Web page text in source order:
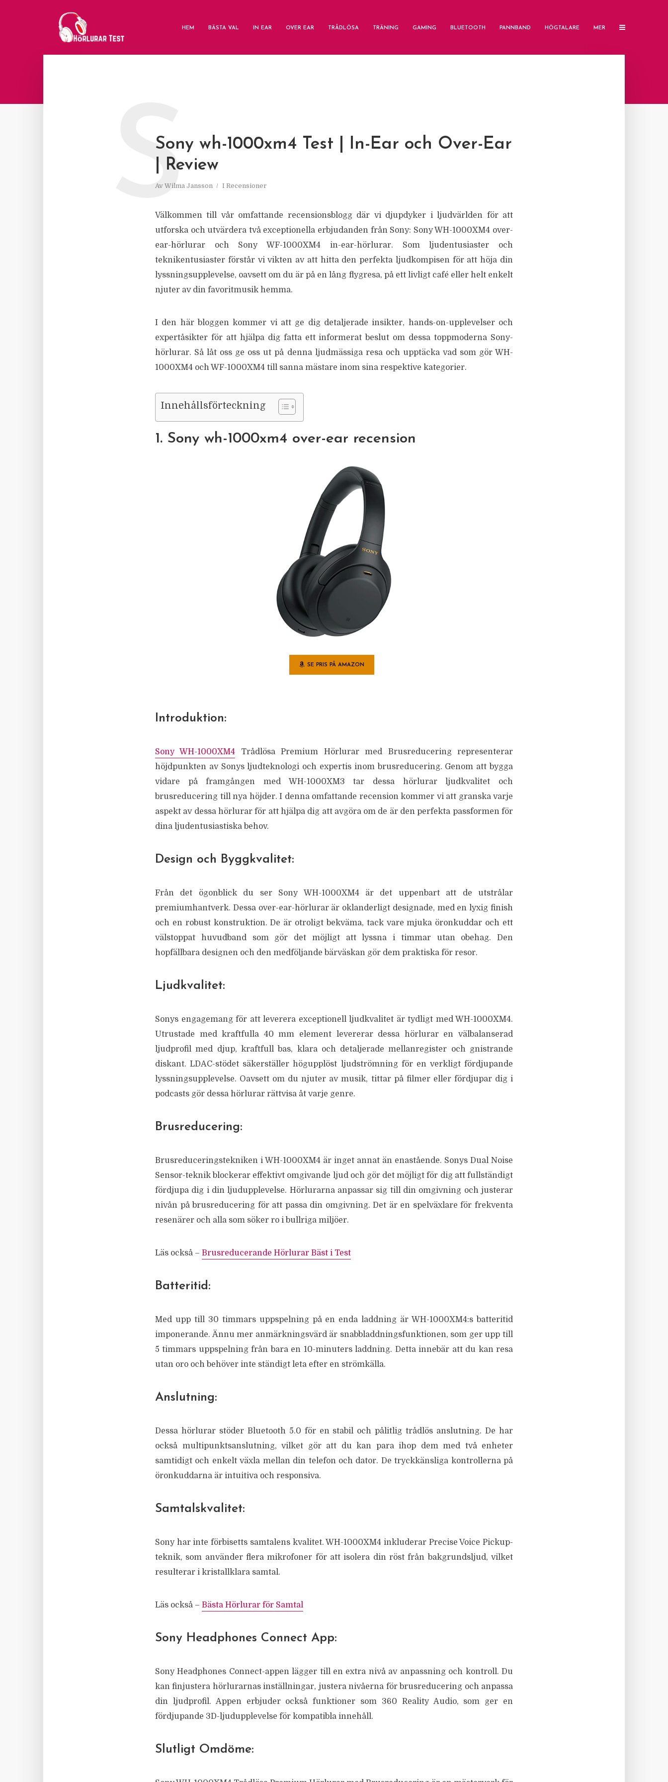
HEM BÄSTA VAL IN EAR OVER EAR TRÅDLÖSA TRÄNING GAMING BLUETOOTH PANNBAND HÖGTALARE MER
Sony wh-1000xm4 Test | In-Ear och Over-Ear
| Review
Av Wilma Jansson I Recensioner
S
Välkommen till vår omfattande recensionsblogg där vi djupdyker i ljudvärlden för att
utforska och utvärdera två exceptionella erbjudanden från Sony: Sony WH-1000XM4 over-
ear-hörlurar och Sony WF-1000XM4 in-ear-hörlurar. Som ljudentusiaster och
teknikentusiaster förstår vi vikten av att hitta den perfekta ljudkompisen för att höja din
lyssningsupplevelse, oavsett om du är på en lång flygresa, på ett livligt café eller helt enkelt
njuter av din favoritmusik hemma.
I den här bloggen kommer vi att ge dig detaljerade insikter, hands-on-upplevelser och
expertåsikter för att hjälpa dig fatta ett informerat beslut om dessa toppmoderna Sony-
hörlurar. Så låt oss ge oss ut på denna ljudmässiga resa och upptäcka vad som gör WH-
1000XM4 och WF-1000XM4 till sanna mästare inom sina respektive kategorier.
Innehållsförteckning
1. Sony wh-1000xm4 over-ear recension
SE PRIS PÅ AMAZON
Introduktion:
Sony WH-1000XM4 Trådlösa Premium Hörlurar med Brusreducering representerar
höjdpunkten av Sonys ljudteknologi och expertis inom brusreducering. Genom att bygga
vidare på framgången med WH-1000XM3 tar dessa hörlurar ljudkvalitet och
brusreducering till nya höjder. I denna omfattande recension kommer vi att granska varje
aspekt av dessa hörlurar för att hjälpa dig att avgöra om de är den perfekta passformen för
dina ljudentusiastiska behov.
Design och Byggkvalitet:
Från det ögonblick du ser Sony WH-1000XM4 är det uppenbart att de utstrålar
premiumhantverk. Dessa over-ear-hörlurar är oklanderligt designade, med en lyxig finish
och en robust konstruktion. De är otroligt bekväma, tack vare mjuka öronkuddar och ett
välstoppat huvudband som gör det möjligt att lyssna i timmar utan obehag. Den
hopfällbara designen och den medföljande bärväskan gör dem praktiska för resor.
Ljudkvalitet:
Sonys engagemang för att leverera exceptionell ljudkvalitet är tydligt med WH-1000XM4.
Utrustade med kraftfulla 40 mm element levererar dessa hörlurar en välbalanserad
ljudprofil med djup, kraftfull bas, klara och detaljerade mellanregister och gnistrande
diskant. LDAC-stödet säkerställer högupplöst ljudströmning för en verkligt fördjupande
lyssningsupplevelse. Oavsett om du njuter av musik, tittar på filmer eller fördjupar dig i
podcasts gör dessa hörlurar rättvisa åt varje genre.
Brusreducering:
Brusreduceringstekniken i WH-1000XM4 är inget annat än enastående. Sonys Dual Noise
Sensor-teknik blockerar effektivt omgivande ljud och gör det möjligt för dig att fullständigt
fördjupa dig i din ljudupplevelse. Hörlurarna anpassar sig till din omgivning och justerar
nivån på brusreducering för att passa din omgivning. Det är en spelväxlare för frekventa
resenärer och alla som söker ro i bullriga miljöer.
Läs också – Brusreducerande Hörlurar Bäst i Test
Batteritid:
Med upp till 30 timmars uppspelning på en enda laddning är WH-1000XM4:s batteritid
imponerande. Ännu mer anmärkningsvärd är snabbladdningsfunktionen, som ger upp till
5 timmars uppspelning från bara en 10-minuters laddning. Detta innebär att du kan resa
utan oro och behöver inte ständigt leta efter en strömkälla.
Anslutning:
Dessa hörlurar stöder Bluetooth 5.0 för en stabil och pålitlig trådlös anslutning. De har
också multipunktsanslutning, vilket gör att du kan para ihop dem med två enheter
samtidigt och enkelt växla mellan din telefon och dator. De tryckkänsliga kontrollerna på
öronkuddarna är intuitiva och responsiva.
Samtalskvalitet:
Sony har inte förbisetts samtalens kvalitet. WH-1000XM4 inkluderar Precise Voice Pickup-
teknik, som använder flera mikrofoner för att isolera din röst från bakgrundsljud, vilket
resulterar i kristallklara samtal.
Läs också – Bästa Hörlurar för Samtal
Sony Headphones Connect App:
Sony Headphones Connect-appen lägger till en extra nivå av anpassning och kontroll. Du
kan finjustera hörlurarnas inställningar, justera nivåerna för brusreducering och anpassa
din ljudprofil. Appen erbjuder också funktioner som 360 Reality Audio, som ger en
fördjupande 3D-ljudupplevelse för kompatibla innehåll.
Slutligt Omdöme: